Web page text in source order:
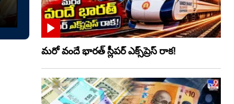
మరో వందే భారత్ స్లీపర్ ఎక్స్‌ప్రెస్ రాక!